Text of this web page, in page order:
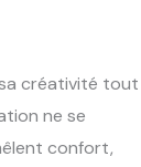
créativité tout
ne se
confort,